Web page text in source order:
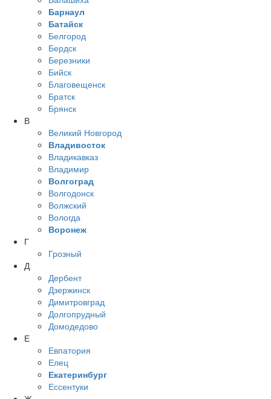
Барнаул
Батайск
Белгород
Бердск
Березники
Бийск
Благовещенск
Братск
Брянск
В
Великий Новгород
Владивосток
Владикавказ
Владимир
Волгоград
Волгодонск
Волжский
Вологда
Воронеж
Г
Грозный
Д
Дербент
Дзержинск
Димитровград
Долгопрудный
Домодедово
Е
Евпатория
Елец
Екатеринбург
Ессентуки